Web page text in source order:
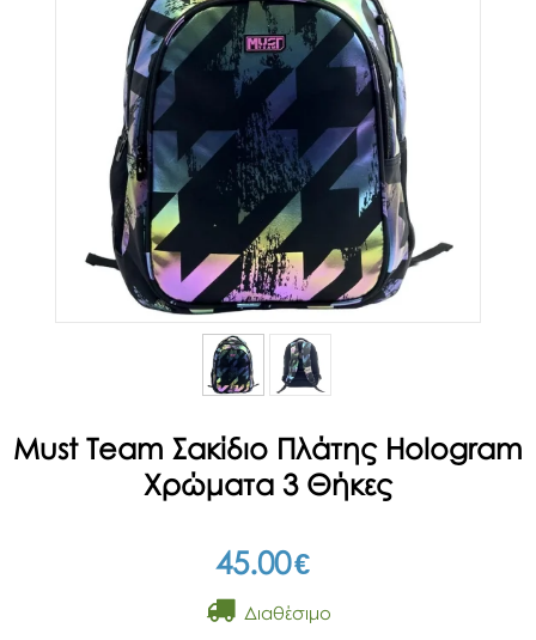
Must Team Σακίδιο Πλάτης Hologram
Χρώματα 3 Θήκες
45.00€
Διαθέσιμο